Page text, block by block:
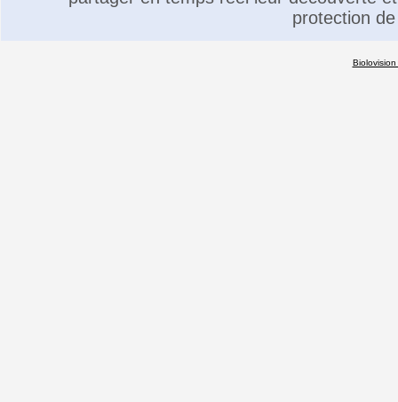
protection
Biolovision